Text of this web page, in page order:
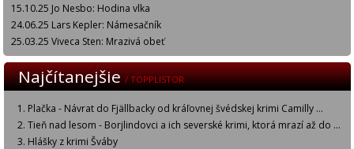
15.10.25 Jo Nesbo: Hodina vlka
24.06.25 Lars Kepler: Námesačník
25.03.25 Viveca Sten: Mrazivá obeť
Najčítanejšie/ TOPPLISTOR
Plačka - Návrat do Fjällbacky od kráľovnej švédskej krimi Camilly ...
Tieň nad lesom - Borjlindovci a ich severské krimi, ktorá mrazí až do ...
Hlášky z krimi Šváby